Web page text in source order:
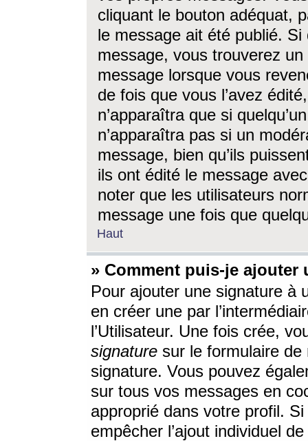
cliquant le bouton adéquat,
le message ait été publié. Si
message, vous trouverez
message lorsque vous
de fois que vous l’avez
n’apparaîtra que si
n’apparaîtra pas si un
message, bien qu’ils
ils ont édité le message
noter que les utilisateurs
message une fois que
Haut
» Comment puis-je ajouter
Pour ajouter une signature à
en créer une par
l’Utilisateur. Une fois crée,
signature sur le formulaire de
signature. Vous pouvez
sur tous vos messages en
approprié dans votre profil.
empêcher l’ajout individuel